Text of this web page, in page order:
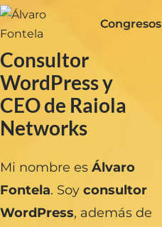
Congresos
Consultor
WordPress y
CEO de Raiola
Networks
Mi nombre es Álvaro
Fontela. Soy consultor
WordPress, además de